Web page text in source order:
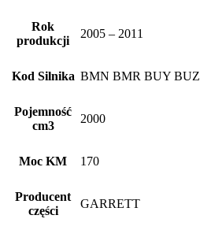
Rok
produkcji
2005 – 2011
Kod Silnika BMN BMR BUY BUZ
Pojemność
cm3
2000
Moc KM 170
Producent
części
GARRETT